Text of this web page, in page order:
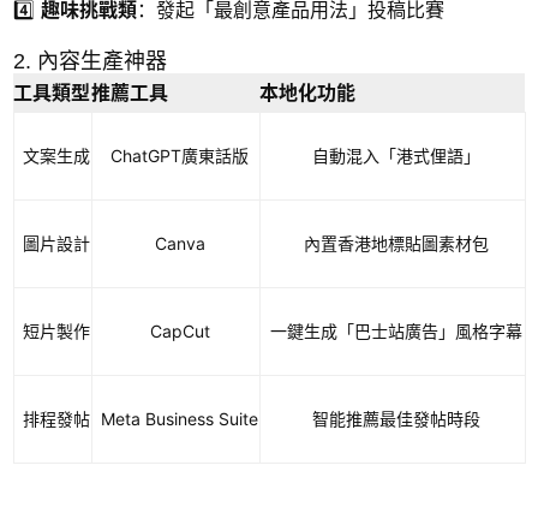
4️⃣ 趣味挑戰類：發起「最創意產品用法」投稿比賽
2. 內容生產神器
工具類型推薦工具 本地化功能
文案生成 ChatGPT廣東話版 自動混入「港式俚語」
圖片設計 Canva 內置香港地標貼圖素材包
短片製作 CapCut 一鍵生成「巴士站廣告」風格字幕
排程發帖 Meta Business Suite 智能推薦最佳發帖時段